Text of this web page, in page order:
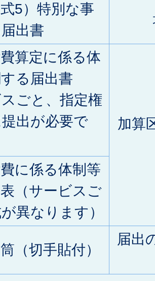
式5）特別な事
出書
算定に係る体
る届出書
スごと、指定権
出が必要で
加算
に係る体制等
（サービスご
異なります）
（切手貼付）
届出